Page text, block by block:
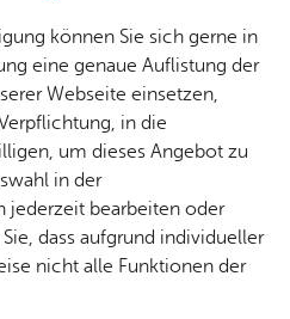
&
Bauen
& Um­
welt
Geo­
da­ten
& 3D-
Stadt­
Ge­
sund­
heit &
kum
Ärzte &
Apo­
können Sie sich gerne in
eine genaue Auflistung der
Webseite einsetzen,
in die
um dieses Angebot zu
in der
jederzeit bearbeiten oder
dass aufgrund individueller
nicht alle Funktionen der